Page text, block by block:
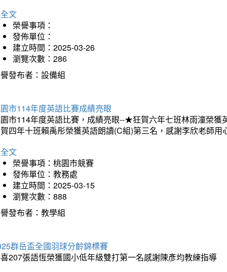
文
榮譽事項：
發佈單位：
建立時間：2025-03-26
瀏覽次數：286
發布者：設備組
市114年度英語比賽成績亮眼
市114年度英語比賽，成績亮眼--★狂賀六年七班林雨潼榮
四年十班賴禹彤榮獲英語朗讀(C組)第三名，感謝李欣老師
文
榮譽事項：桃園市競賽
發佈單位：教務處
建立時間：2025-03-15
瀏覽次數：888
發布者：教學組
群岳盃全國羽球分齡錦標賽
207張語恆榮獲國小低年級雙打第一名感謝陳彥均教練指導